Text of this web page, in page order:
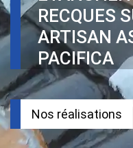
RECQUES
ARTISAN
PACIFICA
Nos réalisations